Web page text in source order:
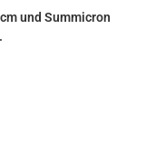
und Summicron